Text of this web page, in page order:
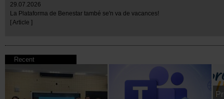
29.07.2026
La Plataforma de Benestar també se'n va de vacances!
[ Article ]
Recent